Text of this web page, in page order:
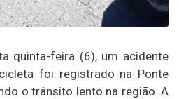
quinta-feira (6), um acidente
foi registrado na Ponte
o trânsito lento na região. A